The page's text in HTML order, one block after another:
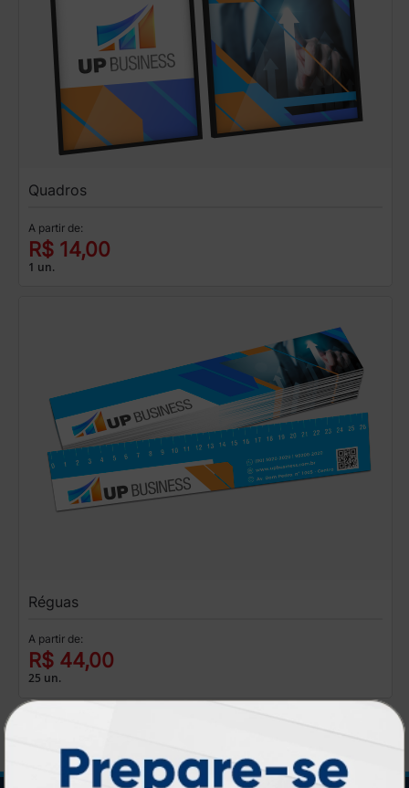
Quadros
A partir de:
R$ 14,00
1 un.
Réguas
A partir de:
R$ 44,00
25 un.